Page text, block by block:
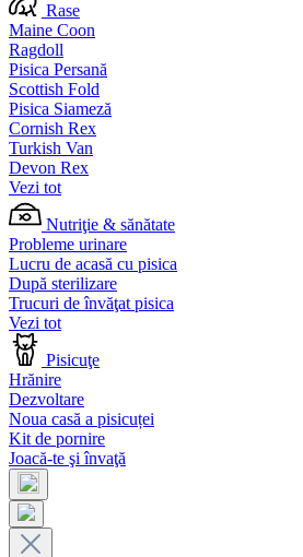
Rase
Maine Coon
Ragdoll
Pisica Persană
Scottish Fold
Pisica Siameză
Cornish Rex
Turkish Van
Devon Rex
Vezi tot
Nutriţie & sănătate
Probleme urinare
Lucru de acasă cu pisica
După sterilizare
Trucuri de învăţat pisica
Vezi tot
Pisicuţe
Hrănire
Dezvoltare
Noua casă a pisicuței
Kit de pornire
Joacă-te şi învaţă